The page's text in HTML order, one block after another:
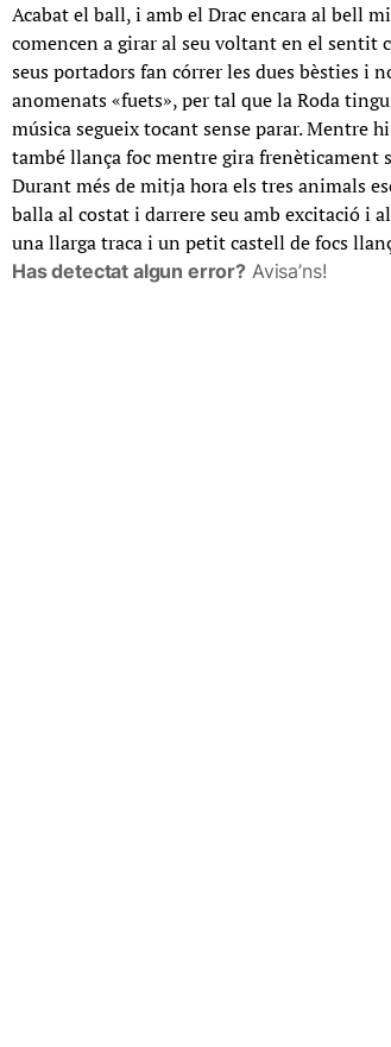
Acabat el ball, i amb el Drac encara al bell
comencen a girar al seu voltant en el sentit
seus portadors fan córrer les dues bèsties i
anomenats «fuets», per tal que la Roda
música segueix tocant sense parar. Mentre
també llança foc mentre gira frenèticament
Durant més de mitja hora els tres animals
balla al costat i darrere seu amb excitació i
una llarga traca i un petit castell de focs
Has detectat algun error? Avisa’ns!